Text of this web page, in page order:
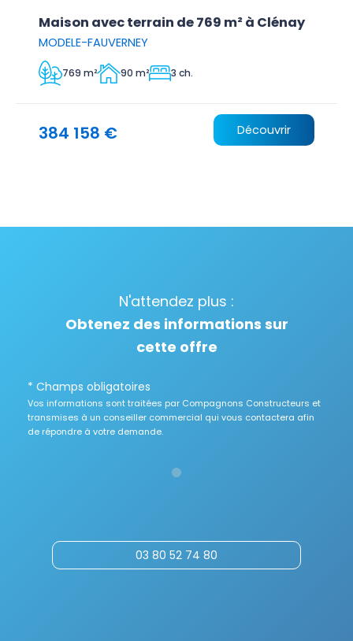
Maison avec terrain de 769 m² à Clénay
MODELE-FAUVERNEY
769 m² 90 m² 3 ch.
384 158 € Découvrir
N'attendez plus :
Obtenez des informations sur
cette offre
* Champs obligatoires
Vos informations sont traitées par Compagnons Constructeurs et
transmises à un conseiller commercial qui vous contactera afin
de répondre à votre demande.
03 80 52 74 80